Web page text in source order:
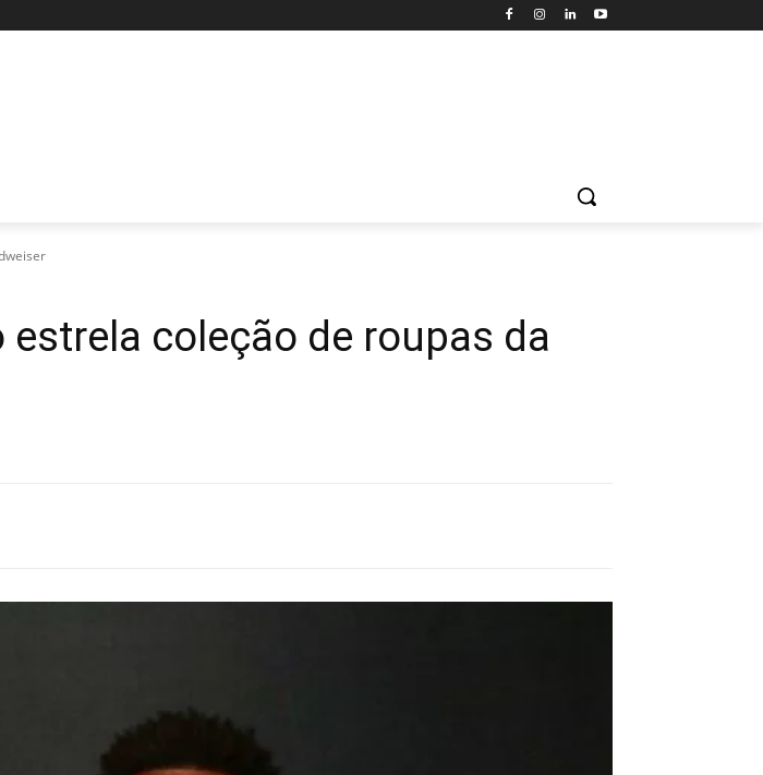
coleção de roupas da